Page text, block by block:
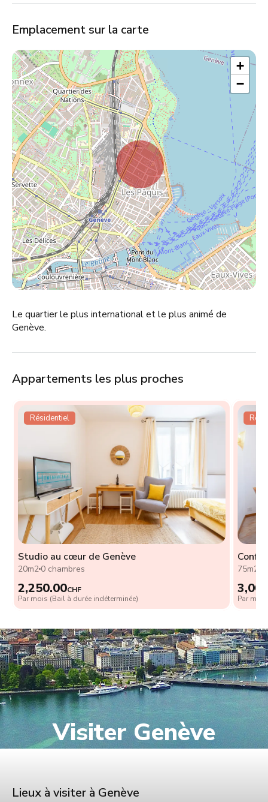
Emplacement sur la carte
+
−
Le quartier le plus international et le plus animé de
Genève.
Appartements les plus proches
Résidentiel
Studio au cœur de Genève
20m20 chambres
2,250.00CHF
Par mois (Bail à durée indéterminée)
75m2
Par
Visiter Genève
Lieux à visiter à Genève